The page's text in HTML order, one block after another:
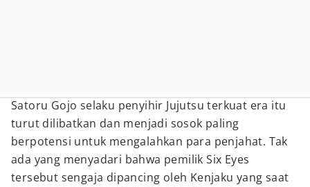
Satoru Gojo selaku penyihir Jujutsu terkuat era itu
turut dilibatkan dan menjadi sosok paling
berpotensi untuk mengalahkan para penjahat. Tak
ada yang menyadari bahwa pemilik Six Eyes
tersebut sengaja dipancing oleh Kenjaku yang saat